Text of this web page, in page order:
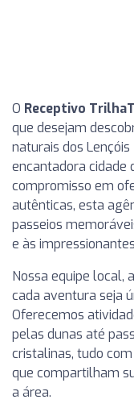
O Receptivo
que desejam
naturais dos
encantadora cidade
compromisso em
autênticas, esta
passeios
e às
Nossa equipe local,
cada aventura seja
Oferecemos
pelas dunas até
cristalinas, tudo
que compartilham
a área.